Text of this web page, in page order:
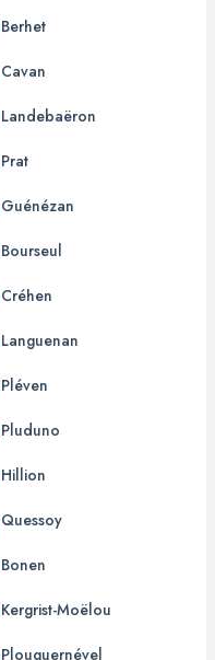
Berhet
Cavan
Landebaëron
Prat
Guénézan
Bourseul
Créhen
Languenan
Pléven
Pluduno
Hillion
Quessoy
Bonen
Kergrist-Moëlou
Plouguernével